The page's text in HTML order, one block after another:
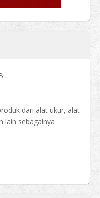
dari alat ukur, alat
lain sebagainya